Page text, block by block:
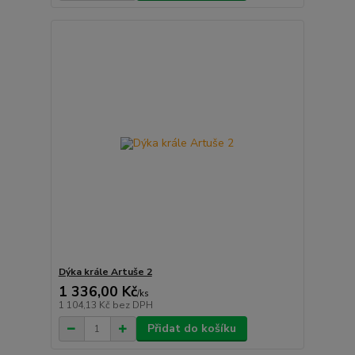
Dýka krále Artuše 2
1 336,00 Kč/ks
1 104,13 Kč bez DPH
Přidat do košíku